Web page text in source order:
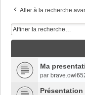
Aller à la recherche
Ma
par
Présentation